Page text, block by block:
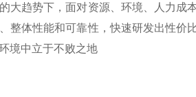
大趋势下，面对资源、环境、人力成
整体性能和可靠性，快速研发出性价
境中立于不败之地